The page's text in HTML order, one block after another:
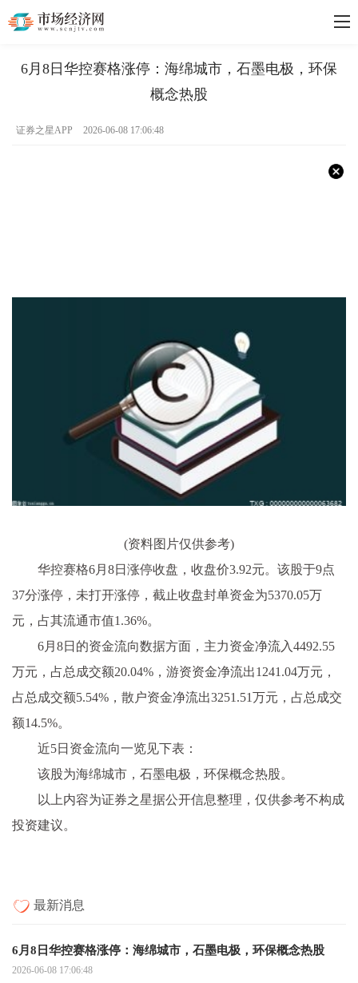
6月8日华控赛格涨停：海绵城市，石墨电极，环保
概念热股
证券之星APP 2026-06-08 17:06:48
(资料图片仅供参考)
华控赛格6月8日涨停收盘，收盘价3.92元。该股于9点
37分涨停，未打开涨停，截止收盘封单资金为5370.05万
元，占其流通市值1.36%。
6月8日的资金流向数据方面，主力资金净流入4492.55
万元，占总成交额20.04%，游资资金净流出1241.04万元，
占总成交额5.54%，散户资金净流出3251.51万元，占总成交
额14.5%。
近5日资金流向一览见下表：
该股为海绵城市，石墨电极，环保概念热股。
以上内容为证券之星据公开信息整理，仅供参考不构成
投资建议。
最新消息
6月8日华控赛格涨停：海绵城市，石墨电极，环保概念热股
2026-06-08 17:06:48